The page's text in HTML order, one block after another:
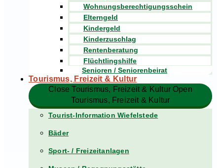
Wohnungsberechtigungsschein
Elterngeld
Kindergeld
Kinderzuschlag
Rentenberatung
Flüchtlingshilfe
Senioren / Seniorenbeirat
Tourismus, Freizeit & Kultur
Close Tourismus, Freizeit & Kultur Open
Tourismus, Freizeit & Kultur
Tourist-Information Wiefelstede
Bäder
Sport- / Freizeitanlagen